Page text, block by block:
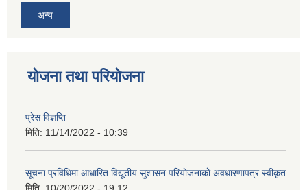
अन्य
योजना तथा परियोजना
प्रेस विज्ञप्ति
मिति: 11/14/2022 - 10:39
सूचना प्रविधिमा आधारित विद्यूतीय सुशासन परियाेजनाकाे अवधारणापत्र स्वीकृत